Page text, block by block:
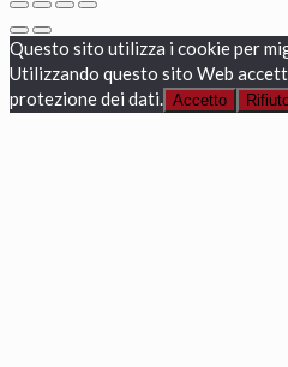
Questo sito utilizza i cookie per
Utilizzando questo sito Web
protezione dei dati. Accetto